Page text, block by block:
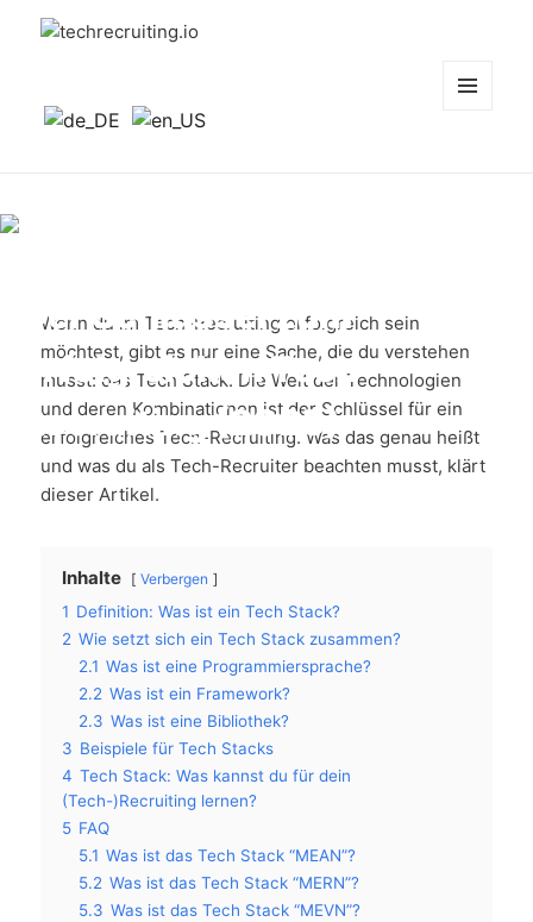
Der Schlüssel zum
erfolgreichen Tech-
Recruiting (2025)
Wenn du im Tech-Recruiting erfolgreich sein
möchtest, gibt es nur eine Sache, die du verstehen
musst: das Tech Stack. Die Welt der Technologien
und deren Kombinationen ist der Schlüssel für ein
erfolgreiches Tech-Recruiting. Was das genau heißt
und was du als Tech-Recruiter beachten musst, klärt
dieser Artikel.
Inhalte Verbergen
1 Definition: Was ist ein Tech Stack?
2 Wie setzt sich ein Tech Stack zusammen?
2.1 Was ist eine Programmiersprache?
2.2 Was ist ein Framework?
2.3 Was ist eine Bibliothek?
3 Beispiele für Tech Stacks
4 Tech Stack: Was kannst du für dein
(Tech-)Recruiting lernen?
5 FAQ
5.1 Was ist das Tech Stack “MEAN”?
5.2 Was ist das Tech Stack “MERN”?
5.3 Was ist das Tech Stack “MEVN”?